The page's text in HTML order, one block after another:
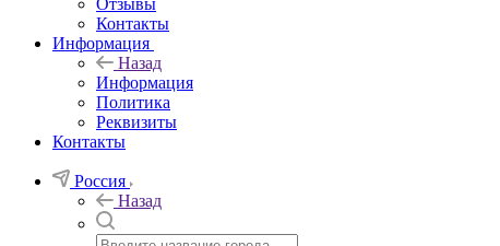
Отзывы
Контакты
Информация
Назад
Информация
Политика
Реквизиты
Контакты
Россия
Назад